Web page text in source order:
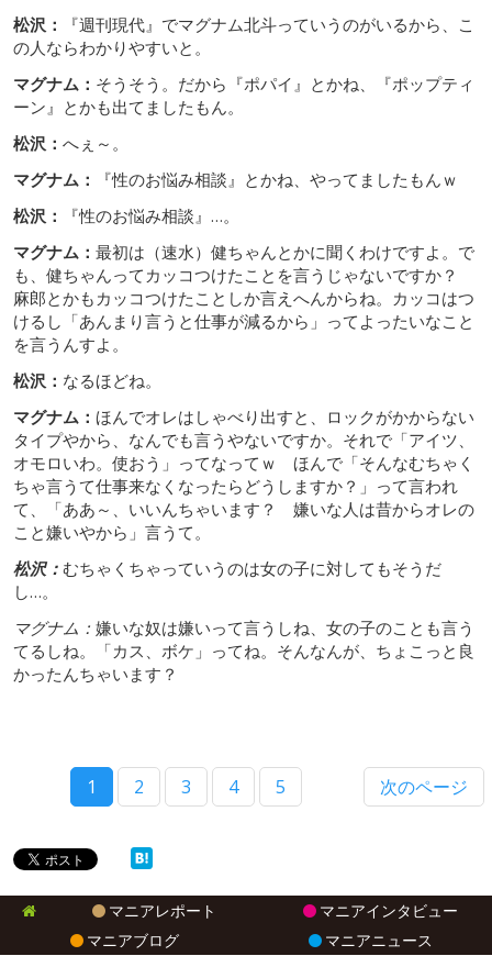
松沢：
『週刊現代』でマグナム北斗っていうのがいるから、こ
の人ならわかりやすいと。
マグナム： そうそう。だから『ポパイ』とかね、『ポップティ
ーン』とかも出てましたもん。
松沢： へぇ～。
マグナム：
『性のお悩み相談』とかね、やってましたもんｗ
松沢：
『性のお悩み相談』…。
マグナム： 最初は（速水）健ちゃんとかに聞くわけですよ。で
も、健ちゃんってカッコつけたことを言うじゃないですか？
麻郎とかもカッコつけたことしか言えへんからね。カッコはつ
けるし「あんまり言うと仕事が減るから」ってよったいなこと
を言うんすよ。
松沢： なるほどね。
マグナム： ほんでオレはしゃべり出すと、ロックがかからない
タイプやから、なんでも言うやないですか。それで「アイツ、
オモロいわ。使おう」ってなってｗ ほんで「そんなむちゃく
ちゃ言うて仕事来なくなったらどうしますか？」って言われ
て、「ああ～、いいんちゃいます？ 嫌いな人は昔からオレの
こと嫌いやから」言うて。
松沢： むちゃくちゃっていうのは女の子に対してもそうだ
し…。
マグナム： 嫌いな奴は嫌いって言うしね、女の子のことも言う
てるしね。「カス、ボケ」ってね。そんなんが、ちょこっと良
かったんちゃいます？
1 2 3 4 5 次のページ
マニアレポート
マニアインタビュー
マニアブログ
マニアニュース